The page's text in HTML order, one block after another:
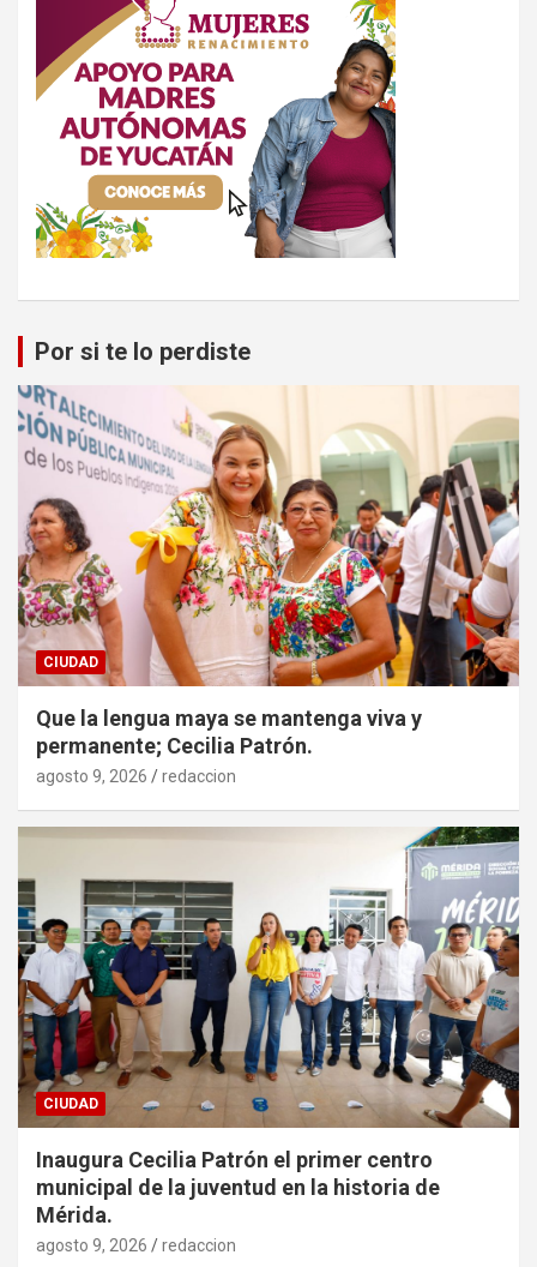
Por si te lo perdiste
CIUDAD
Que la lengua maya se mantenga viva y
permanente; Cecilia Patrón.
agosto 9, 2026 redaccion
CIUDAD
Inaugura Cecilia Patrón el primer centro
municipal de la juventud en la historia de
Mérida.
agosto 9, 2026 redaccion